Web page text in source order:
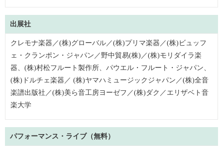
出展社
クレモナ楽器／(株)グローバル／(株)プリマ楽器／(株)ビュッフ
ェ・クランポン・ジャパン／野中貿易(株)／(株)モリダイラ楽
器、(株)村松フルート製作所、パウエル・フルート・ジャパン、
(株)ドルチェ楽器／ (株)ヤマハミュージックジャパン／(株)全音
楽譜出版社／(株)美ら音工房ヨーゼフ／(株)ダク／エリザベト音
楽大学
パフォーマンス・ライブ（無料）